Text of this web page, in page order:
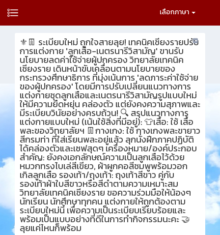
เลือกภาษา
⚜️👖 ระเบียบใหม่ ถูกใจสายลุย! เทคนิคเชียงรายปรับ
การแต่งกาย 'ลูกเสือ-เนตรนารีวิสามัญ' ขานรับ
นโยบายลดค่าใช้จ่ายผู้ปกครอง วิทยาลัยเทคนิค
เชียงราย เดินหน้าขับเคลื่อนตามนโยบายของ
กระทรวงศึกษาธิการ ที่มุ่งเน้นการ 'ลดภาระค่าใช้จ่าย
ของผู้ปกครอง' โดยมีการปรับเปลี่ยนแนวทางการ
แต่งกายชุดลูกเสือและเนตรนารีวิสามัญรูปแบบใหม่
ให้มีความยืดหยุ่น คล่องตัว แต่ยังคงความสุภาพและ
มีระเบียบวินัยอย่างครบถ้วน! 🔍 สรุปแนวทางการ
แต่งกายแบบใหม่ (เน้นใช้สิ่งที่มีอยู่): 👕เสื้อ: ใช้ เสื้อ
พละของวิทยาลัยฯ 👖กางเกง: ใช้ กางเกงพละขายาว
สีกรมท่า ที่ใส่เรียนพละอยู่แล้ว ลุกนั่งฝึกภาคปฏิบัติ
ได้คล่องตัวและเซฟสุดๆ เครื่องหมาย/องค์ประกอบ
สำคัญ: ยังคงเอกลักษณ์ความเป็นลูกเสือไว้ด้วย
หมวกทรงไบเล่สีเขียว, ผ้าผูกคอสีชมพูพร้อมวอก
เกิลลูกเสือ รองเท้า/ถุงเท้า: ถุงเท้าสีขาว คู่กับ
รองเท้าผ้าใบสีขาวหรือสีดำตามความเหมาะสม
วิทยาลัยเทคนิคเชียงราย ขอความร่วมมือให้น้องๆ
นักเรียน นักศึกษาทุกคน แต่งกายให้ถูกต้องตาม
ระเบียบใหม่นี้ เพื่อความเป็นระเบียบเรียบร้อยและ
พร้อมเป็นแบบอย่างที่ดีในการทำกิจกรรมนะคะ 🤝
ลุยแค่ไหนก็พร้อม